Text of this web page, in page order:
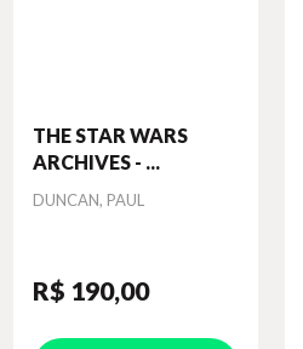
THE STAR WARS
ARCHIVES - ...
Autor
DUNCAN, PAUL
R$ 190,00